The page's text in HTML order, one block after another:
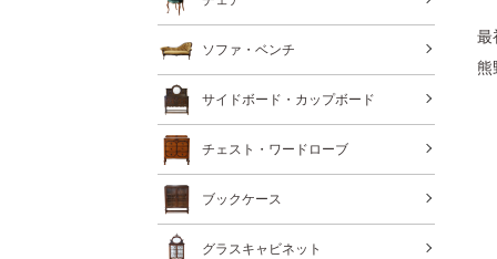
最
熊
ソファ・ベンチ
サイドボード・カップボード
チェスト・ワードローブ
ブックケース
グラスキャビネット